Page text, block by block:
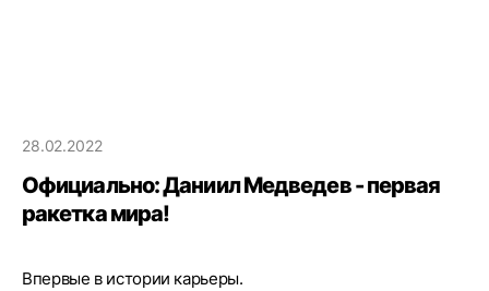
28.02.2022
Официально: Даниил Медведев - первая
ракетка мира!
Впервые в истории карьеры.